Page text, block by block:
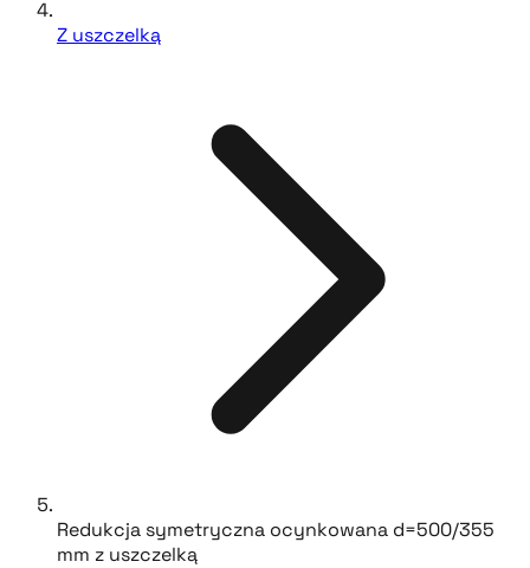
Z uszczelką
Redukcja symetryczna ocynkowana d=500/355
mm z uszczelką